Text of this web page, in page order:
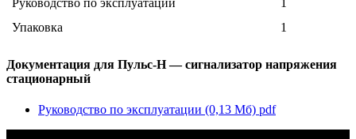
Руководство по эксплуатации
1
Упаковка
1
Документация для Пульс-Н — сигнализатор напряжения
стационарный
Руководство по эксплуатации (0,13 Мб) pdf